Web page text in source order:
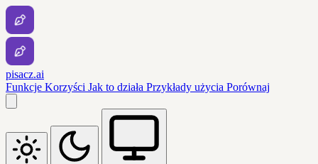
pisacz.ai
Funkcje Korzyści Jak to działa Przykłady użycia Porównaj